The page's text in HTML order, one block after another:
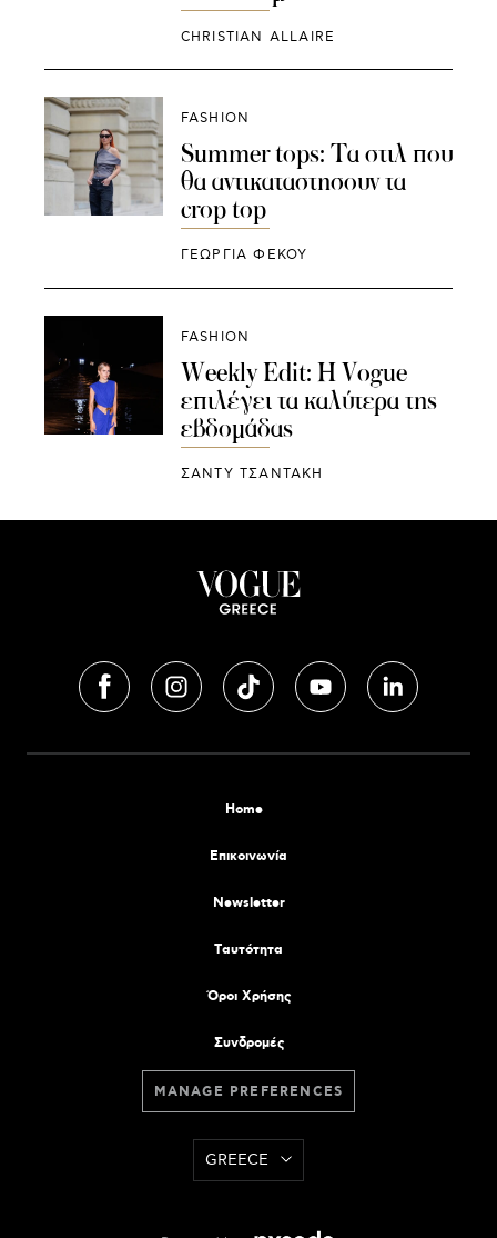
CHRISTIAN ALLAIRE
FASHION
Summer tops: Τα στιλ που
θα αντικαταστησουν τα
crop top
ΓΕΩΡΓΙΑ ΦΕΚΟΥ
FASHION
Weekly Edit: Η Vogue
επιλέγει τα καλύτερα της
εβδομάδας
ΣΑΝΤΥ ΤΣΑΝΤΑΚΗ
Home
Επικοινωνία
Newsletter
Tαυτότητα
Όροι Χρήσης
Συνδρομές
MANAGE PREFERENCES
GREECE